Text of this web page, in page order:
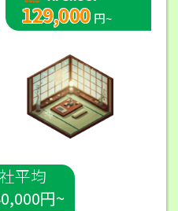
平均
円~
129,000 円~